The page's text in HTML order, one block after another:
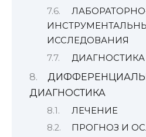
ИССЛЕДОВАНИЯ
ДИАГНОСТИКА
ДИАГНОСТИКА
ЛЕЧЕНИЕ
ПРОГНОЗ И